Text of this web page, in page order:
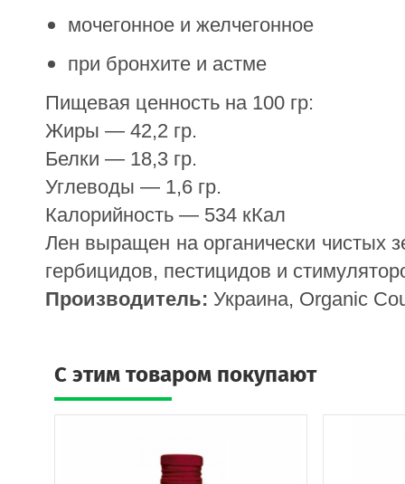
мочегонное и желчегонное
при бронхите и астме
Пищевая ценность на 100 гр:
Жиры — 42,2 гр.
Белки — 18,3 гр.
Углеводы — 1,6 гр.
Калорийность — 534 кКал
Лен выращен на органически чистых
гербицидов, пестицидов и
Производитель: Украина, Organic
C этим товаром покупают